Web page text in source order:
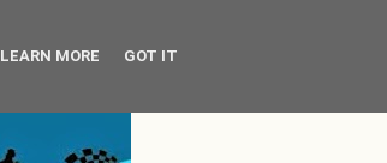
LEARN MORE GOT IT